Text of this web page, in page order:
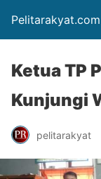
Pelitarakyat.com
Ketua TP
Kunjungi
pelitarakyat